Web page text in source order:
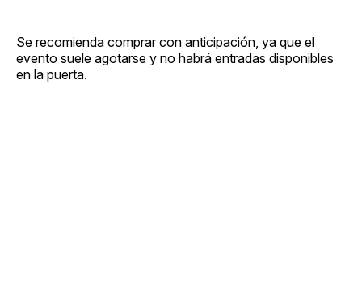
Se recomienda comprar con anticipación, ya que el
evento suele agotarse y no habrá entradas disponibles
en la puerta.